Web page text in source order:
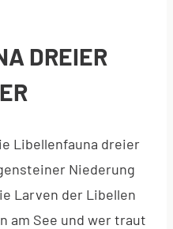
DREIER
Libellenfauna dreier
Niederung
Larven der Libellen
am See und wer traut